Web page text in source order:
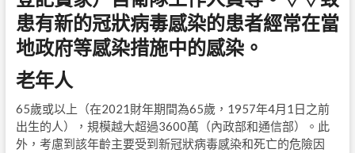
患有新的冠狀病毒感染的患者經常在當
地政府等感染措施中的感染。
老年人
65歲或以上（在2021財年期間為65歲，1957年4月1日之前
出生的人），規模越大超過3600萬（內政部和通信部）。此
外，考慮到該年齡主要受到新冠狀病毒感染和死亡的危險因